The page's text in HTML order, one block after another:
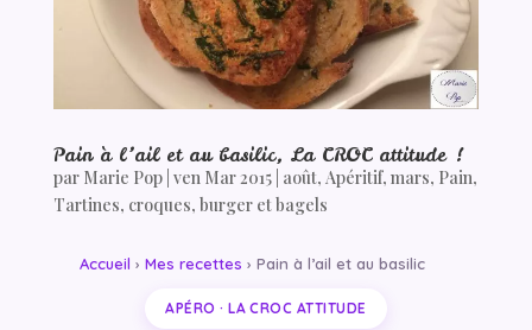
Pain à l’ail et au basilic, La CROC attitude !
par Marie Pop| ven Mar 2015| août, Apéritif, mars, Pain,
Tartines, croques, burger et bagels
Accueil › Mes recettes › Pain à l’ail et au basilic
APÉRO · LA CROC ATTITUDE